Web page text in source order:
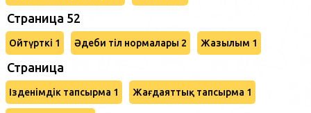
Страница 52
Ойтүрткі 1 Әдеби тіл нормалары 2 Жазылым 1
Страница
Ізденімдік тапсырма 1 Жағдаяттық тапсырма 1